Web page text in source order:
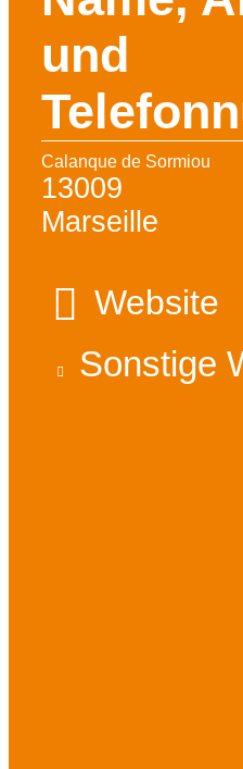
und
Calanque de Sormiou
13009
Marseille
Website
Sonstige